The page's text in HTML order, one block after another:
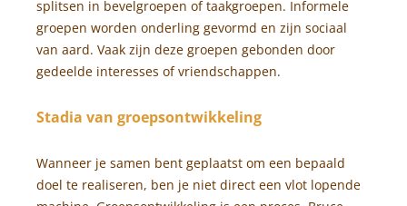
splitsen in bevelgroepen of taakgroepen. Informele
groepen worden onderling gevormd en zijn sociaal
van aard. Vaak zijn deze groepen gebonden door
gedeelde interesses of vriendschappen.
Stadia van groepsontwikkeling
Wanneer je samen bent geplaatst om een bepaald
doel te realiseren, ben je niet direct een vlot lopende